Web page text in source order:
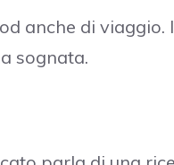
anche di
sognata.